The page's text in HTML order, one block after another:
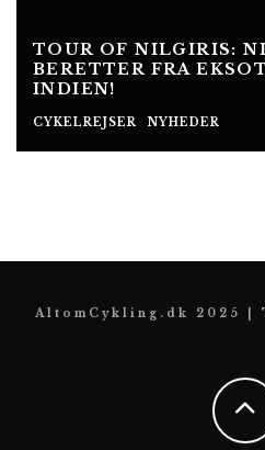
TOUR OF NILGIRIS:
BERETTER FRA
INDIEN!
CYKELREJSER NYHEDER
AltomCykling.dk 2025 |